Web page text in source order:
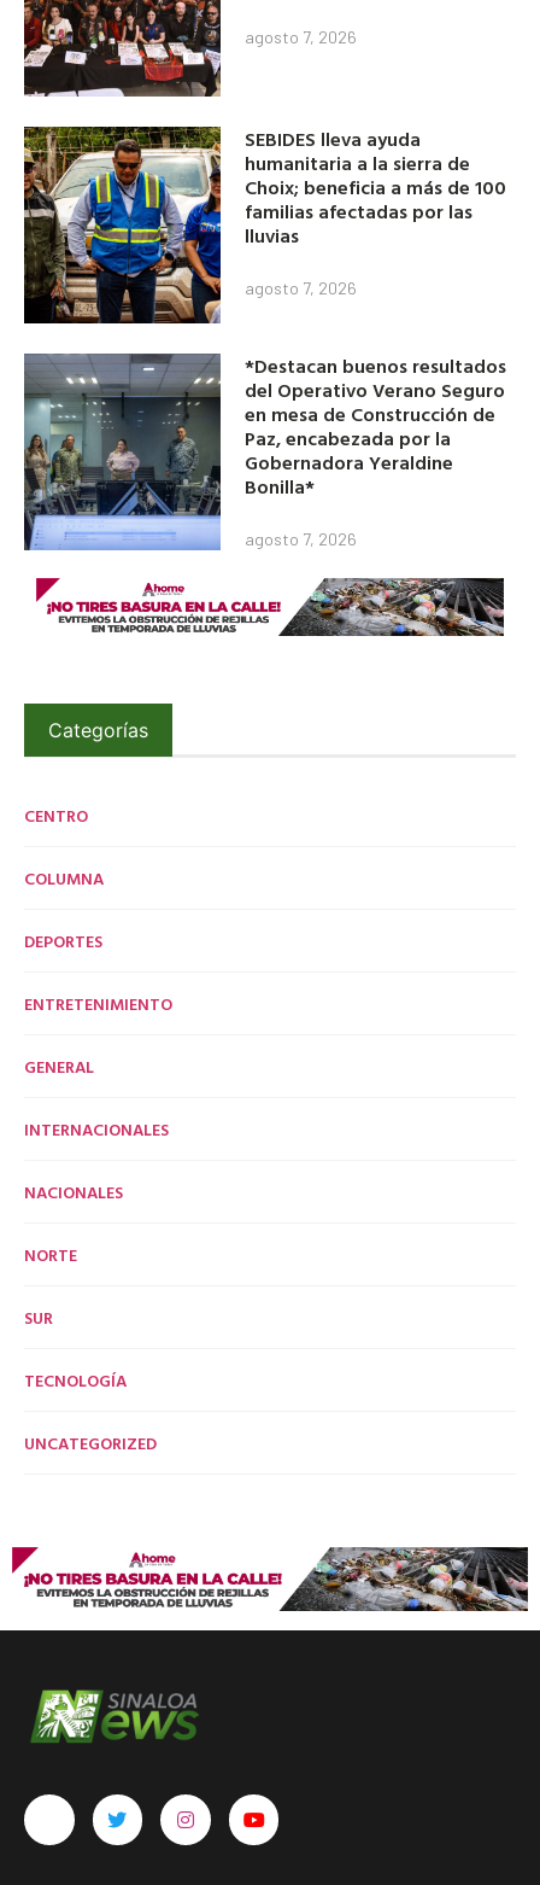
agosto 7, 2026
SEBIDES lleva ayuda
humanitaria a la sierra de
Choix; beneficia a más de 100
familias afectadas por las
lluvias
agosto 7, 2026
*Destacan buenos resultados
del Operativo Verano Seguro
en mesa de Construcción de
Paz, encabezada por la
Gobernadora Yeraldine
Bonilla*
agosto 7, 2026
Categorías
CENTRO
COLUMNA
DEPORTES
ENTRETENIMIENTO
GENERAL
INTERNACIONALES
NACIONALES
NORTE
SUR
TECNOLOGÍA
UNCATEGORIZED